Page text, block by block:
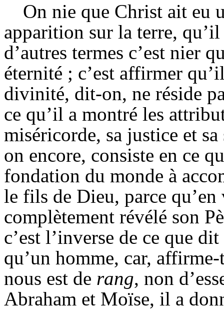
On nie que Christ ait eu
apparition sur la terre,
d’autres termes c’est nier
éternité ; c’est affirmer
divinité, dit-on, ne réside
ce qu’il a montré les
miséricorde, sa justice et
on encore, consiste en ce
fondation du monde à
le fils de Dieu, parce
complètement révélé son
c’est l’inverse de ce que
qu’un homme, car,
nous est de rang, non
Abraham et Moïse, il a